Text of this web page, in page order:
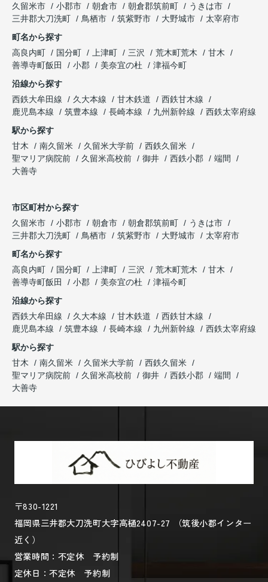
久留米市
小郡市 朝倉市 朝倉郡筑前町
うきは市
三井郡大刀洗町
鳥栖市 筑紫野市 大野城市
太宰府市
町名から探す
高良内町
国分町 上津町 三沢 荒木町荒木
甘木
善導寺町飯田
小郡 美奈宜の杜
津福今町
沿線から探す
西鉄大牟田線
久大本線 甘木鉄道
西鉄甘木線
鹿児島本線
筑豊本線 長崎本線 九州新幹線
西鉄太宰府線
駅から探す
甘木
南久留米 久留米大学前
西鉄久留米
聖マリア病院前
久留米高校前 御井 西鉄小郡
端間
大善寺
市区町村から探す
久留米市
小郡市 朝倉市 朝倉郡筑前町
うきは市
三井郡大刀洗町
鳥栖市 筑紫野市 大野城市
太宰府市
町名から探す
高良内町
国分町 上津町 三沢 荒木町荒木
甘木
善導寺町飯田
小郡 美奈宜の杜
津福今町
沿線から探す
西鉄大牟田線
久大本線 甘木鉄道
西鉄甘木線
鹿児島本線
筑豊本線 長崎本線 九州新幹線
西鉄太宰府線
駅から探す
甘木
南久留米 久留米大学前
西鉄久留米
聖マリア病院前
久留米高校前 御井 西鉄小郡
端間
大善寺
〒830-1221
福岡県三井郡大刀洗町大字高樋2407-27 （筑後小郡インター
近く）
営業時間：不定休 予約制
定休日：不定休 予約制